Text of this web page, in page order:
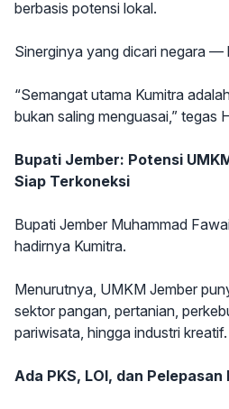
berbasis potensi lokal.
Sinerginya yang dicari negara —
“Semangat utama Kumitra
bukan saling menguasai,” tegas
Bupati Jember: Potensi
Siap Terkoneksi
Bupati Jember Muhammad
hadirnya Kumitra.
Menurutnya, UMKM Jember
sektor pangan, pertanian,
pariwisata, hingga industri kreatif.
Ada PKS, LOI, dan Pelepasan